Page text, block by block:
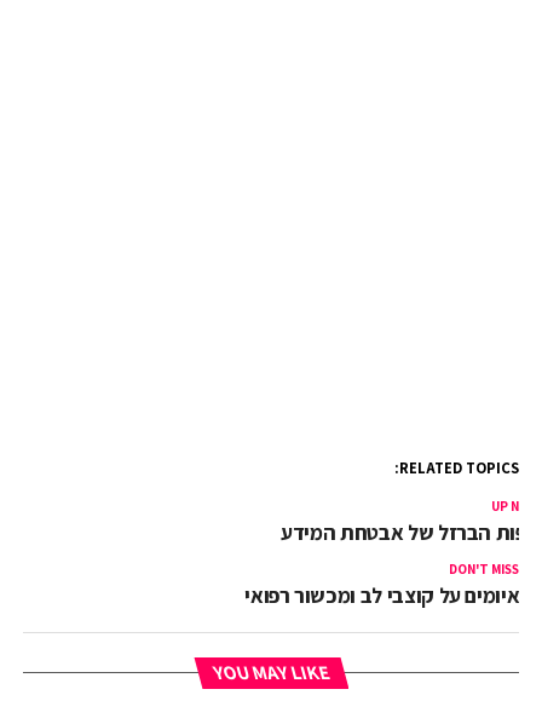
RELATED TOPICS:
UP
הברזל של אבטחת המידע
DON'T MISS
איומים על קוצבי לב ומכשור רפואי
YOU MAY LIKE